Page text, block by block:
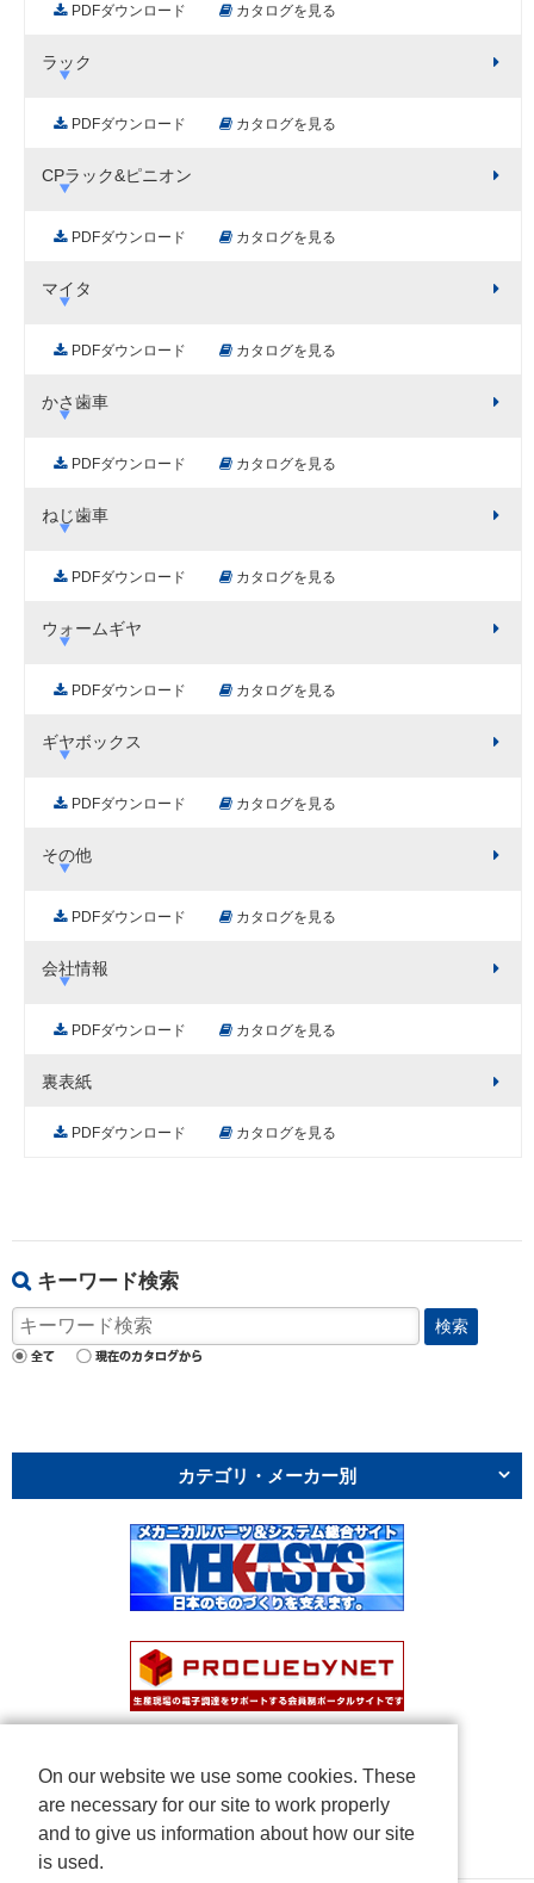
PDFダウンロード カタログを見る
ラック
PDFダウンロード カタログを見る
CPラック&ピニオン
PDFダウンロード カタログを見る
マイタ
PDFダウンロード カタログを見る
かさ歯車
PDFダウンロード カタログを見る
ねじ歯車
PDFダウンロード カタログを見る
ウォームギヤ
PDFダウンロード カタログを見る
ギヤボックス
PDFダウンロード カタログを見る
その他
PDFダウンロード カタログを見る
会社情報
PDFダウンロード カタログを見る
裏表紙
PDFダウンロード カタログを見る
キーワード検索
検索
カテゴリ・メーカー別
On our website we use some cookies. These
are necessary for our site to work properly
and to give us information about how our site
is used.